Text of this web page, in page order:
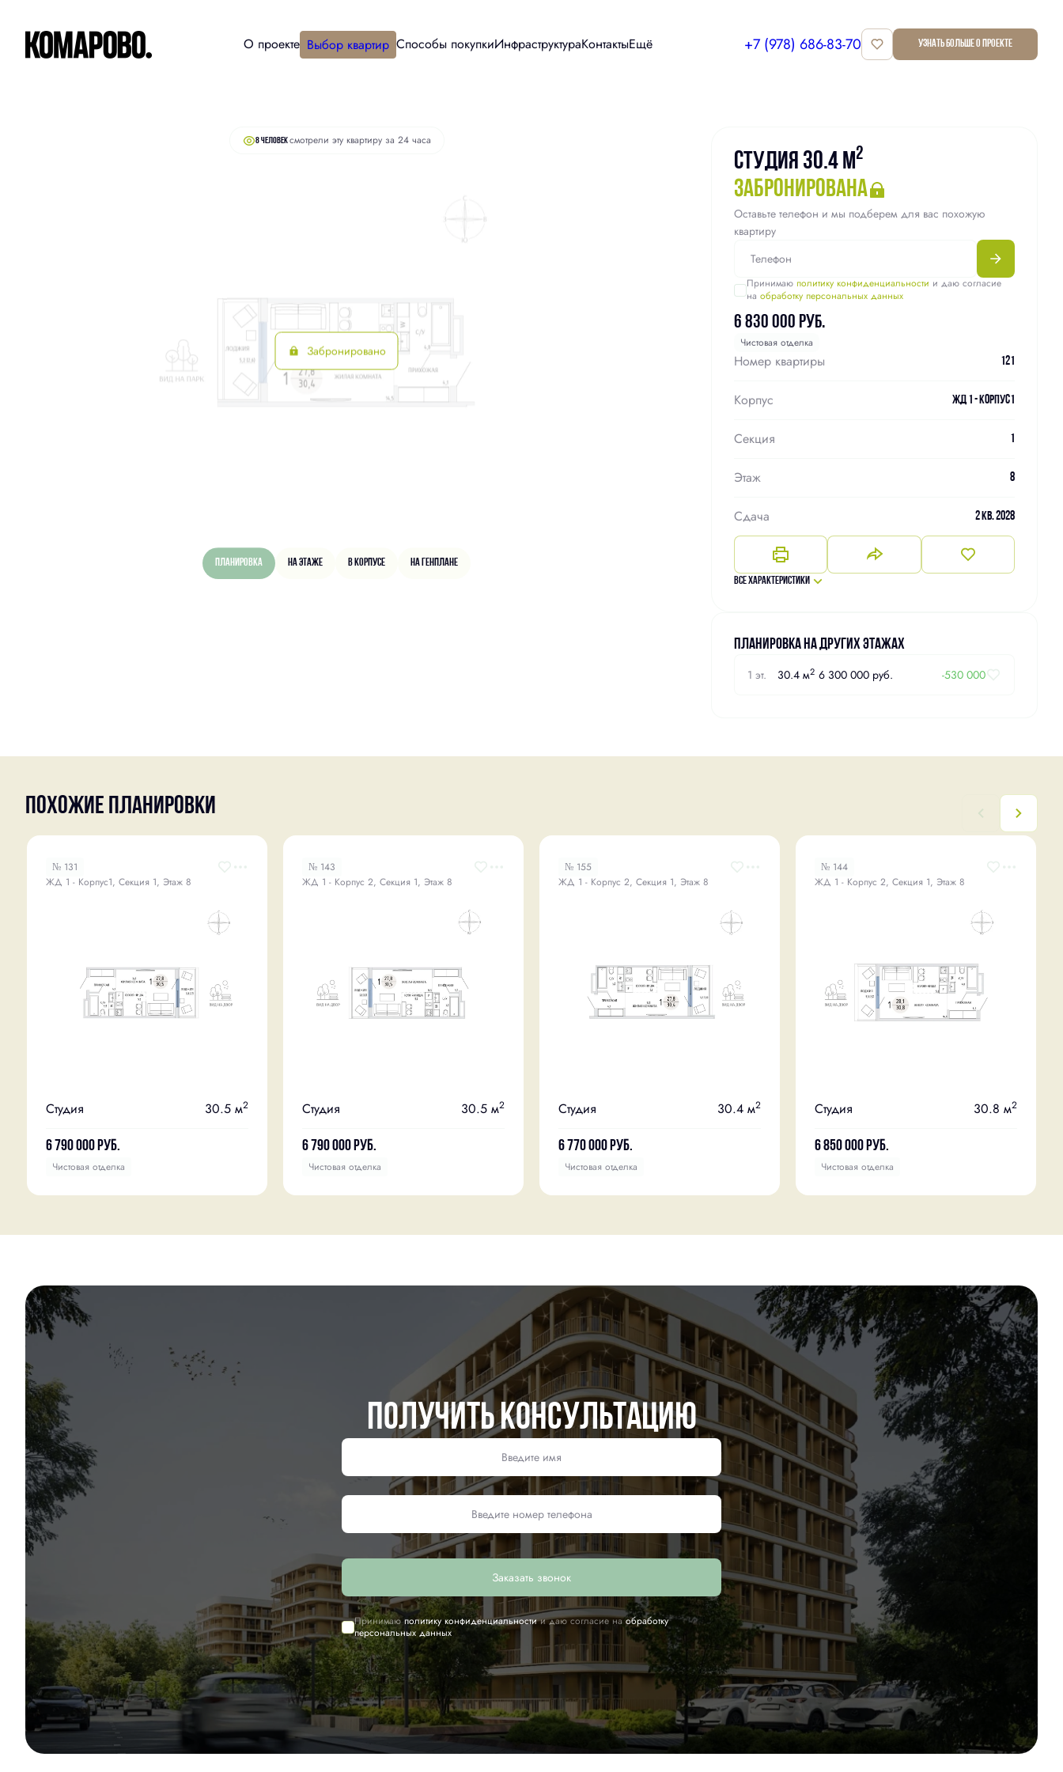
О проекте Выбор квартир Способы покупкиИнфраструктураКонтактыЕщё +7 (978) 686-83-70 Узнать больше о проекте
Студия30.4 м 2 6 830 000 руб. Квартира забронирована
8 человексмотрели эту квартиру за 24 часа
Забронировано
Планировка На этаже В корпусе На генплане
Студия 30.4 м2
забронирована
Оставьте телефон и мы подберем для вас похожую
квартиру
Принимаю политику конфиденциальности и даю согласие
на обработку персональных данных
6 830 000 руб.
Чистовая отделка
Номер квартиры 121
Корпус ЖД 1 - Корпус1
Секция 1
Этаж 8
Сдача 2 кв. 2028
Все характеристики
Планировка на других этажах
1 эт.
30.4 м2 6 300 000 руб. -530 000
Похожие планировки
№ 131
ЖД 1 - Корпус1, Секция 1, Этаж 8
Студия 30.5 м2
6 790 000руб.
Чистовая отделка
№ 143
ЖД 1 - Корпус 2, Секция 1, Этаж 8
Студия 30.5 м2
6 790 000руб.
Чистовая отделка
№ 155
ЖД 1 - Корпус 2, Секция 1, Этаж 8
Студия 30.4 м2
6 770 000руб.
Чистовая отделка
№ 144
ЖД 1 - Корпус 2, Секция 1, Этаж 8
Студия 30.8 м2
6 850 000руб.
Чистовая отделка
Получить консультацию
Заказать звонок
Принимаюполитику конфиденциальностии даю согласие наобработку
персональных данных